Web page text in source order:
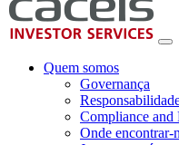
Quem somos
Governança
Compliance and
Onde encontrar-